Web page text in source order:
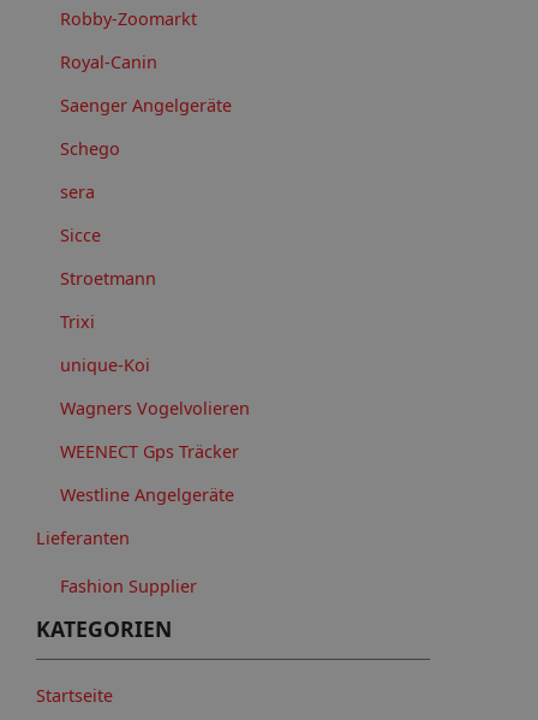
Robby-Zoomarkt
Royal-Canin
Saenger Angelgeräte
Schego
sera
Sicce
Stroetmann
Trixi
unique-Koi
Wagners Vogelvolieren
WEENECT Gps Träcker
Westline Angelgeräte
Lieferanten
Fashion Supplier
KATEGORIEN
Startseite